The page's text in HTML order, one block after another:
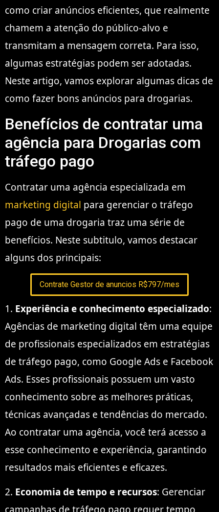
como criar anúncios eficientes, que realmente
chamem a atenção do público-alvo e
transmitam a mensagem correta. Para isso,
algumas estratégias podem ser adotadas.
Neste artigo, vamos explorar algumas dicas de
como fazer bons anúncios para drogarias.
Benefícios de contratar uma
agência para Drogarias com
tráfego pago
Contratar uma agência especializada em
marketing digital para gerenciar o tráfego
pago de uma drogaria traz uma série de
benefícios. Neste subtitulo, vamos destacar
alguns dos principais:
Contrate Gestor de anuncios R$797/mes
1. Experiência e conhecimento especializado:
Agências de marketing digital têm uma equipe
de profissionais especializados em estratégias
de tráfego pago, como Google Ads e Facebook
Ads. Esses profissionais possuem um vasto
conhecimento sobre as melhores práticas,
técnicas avançadas e tendências do mercado.
Ao contratar uma agência, você terá acesso a
esse conhecimento e experiência, garantindo
resultados mais eficientes e eficazes.
2. Economia de tempo e recursos: Gerenciar